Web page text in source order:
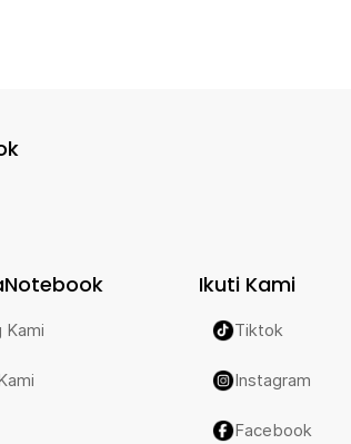
Kami
Ikuti Kami
Tiktok
Instagram
Facebook